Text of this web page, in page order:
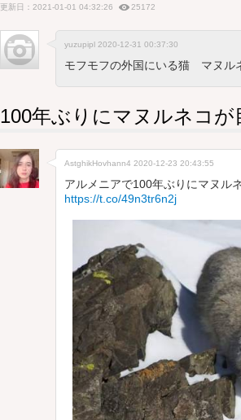
更新日：2021-01-01 04:32:26 25172
yuzupipl 2020-12-31 00:37:30
モフモフの外国にいる猫 マヌル
100年ぶりにマヌルネコ
AstghikHovhann4 2020-12-23 20:43:55
アルメニアで100年ぶりにマヌル
https://t.co/49n3tr6n2j